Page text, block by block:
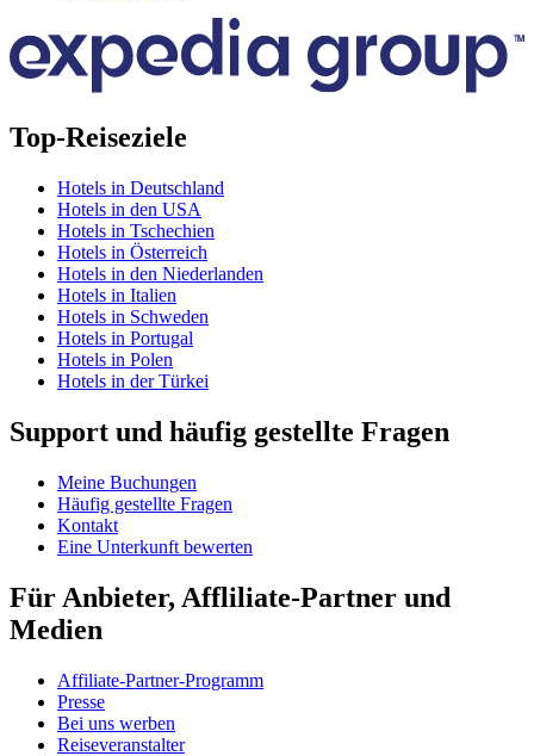
Top-Reiseziele
Hotels in Deutschland
Hotels in den USA
Hotels in Tschechien
Hotels in Österreich
Hotels in den Niederlanden
Hotels in Italien
Hotels in Schweden
Hotels in Portugal
Hotels in Polen
Hotels in der Türkei
Support und häufig gestellte Fragen
Meine Buchungen
Häufig gestellte Fragen
Kontakt
Eine Unterkunft bewerten
Für Anbieter, Affliliate-Partner und
Medien
Affiliate-Partner-Programm
Presse
Bei uns werben
Reiseveranstalter